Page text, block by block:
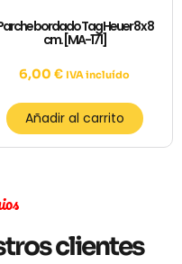
bordado Tag Heuer 8 x 8
cm. [MA-171]
6,00 € IVA incluído
Añadir al carrito
clientes